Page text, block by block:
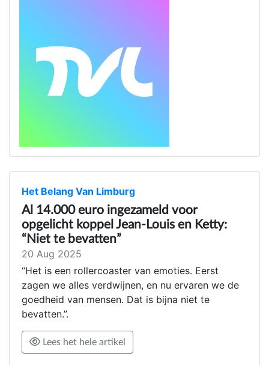
Het Belang Van Limburg
Al 14.000 euro ingezameld voor
opgelicht koppel Jean-Louis en Ketty:
“Niet te bevatten”
20 Aug 2025
“Het is een rollercoaster van emoties. Eerst
zagen we alles verdwijnen, en nu ervaren we de
goedheid van mensen. Dat is bijna niet te
bevatten.”.
Lees het hele artikel